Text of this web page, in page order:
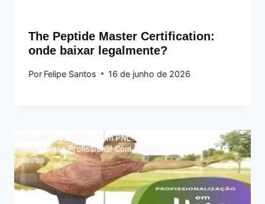
The Peptide Master Certification:
onde baixar legalmente?
Por Felipe Santos 16 de junho de 2026